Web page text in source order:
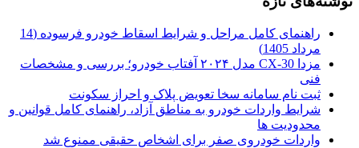
راهنمای کامل مراحل و شرایط اسقاط خودرو فرسوده (14
مرداد 1405)
مزدا CX-30 مدل ۲۰۲۴ آفتاب خودرو؛ بررسی و مشخصات
فنی
ثبت نام سامانه سخا تعویض پلاک و احراز سکونت
شرایط واردات خودرو به مناطق آزاد، راهنمای کامل قوانین و
محدودیت ها
واردات خودروی صفر برای اشخاص حقیقی ممنوع شد